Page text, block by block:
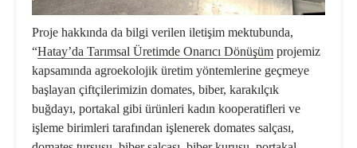
Proje hakkında da bilgi verilen iletişim mektubunda,
“Hatay’da Tarımsal Üretimde Onarıcı Dönüşüm projemiz
kapsamında agroekolojik üretim yöntemlerine geçmeye
başlayan çiftçilerimizin domates, biber, karakılçık
buğdayı, portakal gibi ürünleri kadın kooperatifleri ve
işleme birimleri tarafından işlenerek domates salçası,